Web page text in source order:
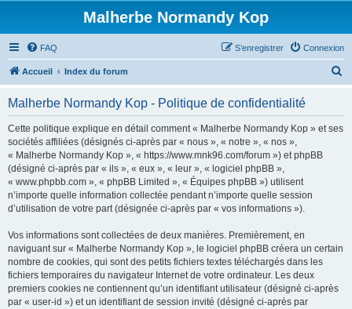
Malherbe Normandy Kop
FAQ Connexion
S’enregistrer
Accueil Index du forum
Malherbe Normandy Kop - Politique de confidentialité
Cette politique explique en détail comment « Malherbe Normandy Kop » et ses
sociétés affiliées (désignés ci-après par « nous », « notre », « nos »,
« Malherbe Normandy Kop », « https://www.mnk96.com/forum ») et phpBB
(désigné ci-après par « ils », « eux », « leur », « logiciel phpBB »,
« www.phpbb.com », « phpBB Limited », « Équipes phpBB ») utilisent
n’importe quelle information collectée pendant n’importe quelle session
d’utilisation de votre part (désignée ci-après par « vos informations »).
Vos informations sont collectées de deux manières. Premièrement, en
naviguant sur « Malherbe Normandy Kop », le logiciel phpBB créera un certain
nombre de cookies, qui sont des petits fichiers textes téléchargés dans les
fichiers temporaires du navigateur Internet de votre ordinateur. Les deux
premiers cookies ne contiennent qu’un identifiant utilisateur (désigné ci-après
par « user-id ») et un identifiant de session invité (désigné ci-après par